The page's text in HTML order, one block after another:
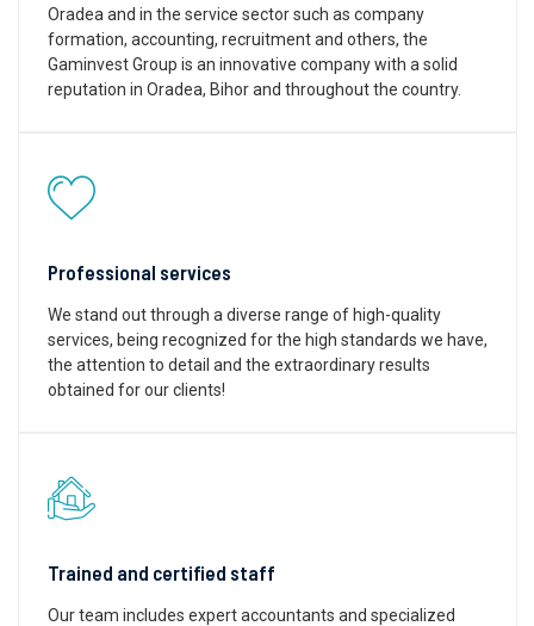
Oradea and in the service sector such as company
formation, accounting, recruitment and others, the
Gaminvest Group is an innovative company with a solid
reputation in Oradea, Bihor and throughout the country.
Professional services
We stand out through a diverse range of high-quality
services, being recognized for the high standards we have,
the attention to detail and the extraordinary results
obtained for our clients!
Trained and certified staff
Our team includes expert accountants and specialized